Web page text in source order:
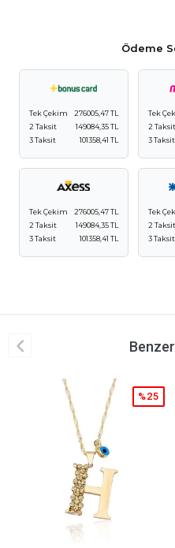
Ödeme
Tek Çekim
276005,47 TL
2 Taksit
149084,35 TL
3 Taksit
101358,41 TL
Tek
2 Taksit
3 Taksit
Tek Çekim
276005,47 TL
2 Taksit
149084,35 TL
3 Taksit
101358,41 TL
Tek
2 Taksit
3 Taksit
%25